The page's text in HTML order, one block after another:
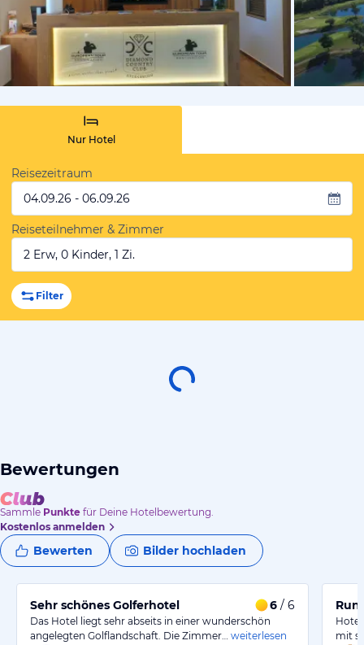
von
Nur Hotel
Reisezeitraum
04.09.26 - 06.09.26
Reiseteilnehmer & Zimmer
2 Erw, 0 Kinder, 1 Zi.
Filter
Bewertungen
Sammle Punkte für Deine Hotelbewertung.
Kostenlos anmelden
Bewerten Bilder hochladen
Sehr schönes Golferhotel 6 / 6
Das Hotel liegt sehr abseits in einer wunderschön
angelegten Golflandschaft. Die Zimmer…
weiterlesen
mit